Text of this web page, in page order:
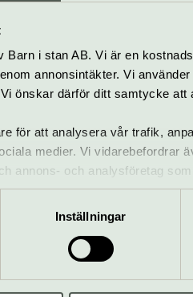
Barn i stan AB. Vi är en
annonsintäkter. Vi
önskar därför ditt samtycke att
för att analysera vår trafik,
medier. Vi vidarebefordrar
annons- och analysföretag
som du har
Inställningar
Slott Visning